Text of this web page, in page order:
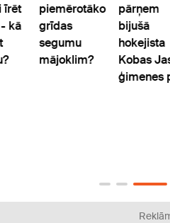
Pirkt vai īrēt
mājokli - kā
pieņemt
lēmumu?
grīdas
segumu